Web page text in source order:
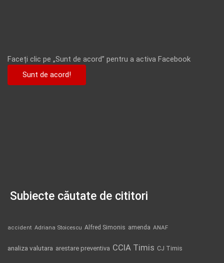
Faceți clic pe „Sunt de acord” pentru a activa Facebook
Sunt de acord!
Subiecte căutate de cititori
accident Adriana Stoicescu Alfred Simonis amenda ANAF
analiza valutara arestare preventiva CCIA Timis CJ Timis